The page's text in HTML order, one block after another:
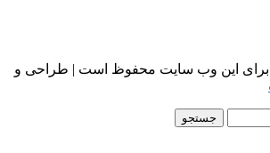
برای این وب سایت محفوظ است | طراحی و
جستجو